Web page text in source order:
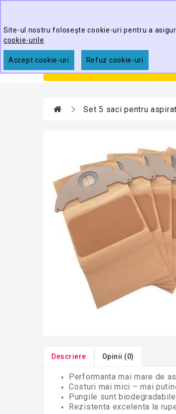
Site-ul nostru folosește cookie-uri pentru a
cookie-urile
Accept cookie-uri Refuz cookie-uri
CATEGORII
Set 5 saci pentru
Descriere Opinii (0)
Performanta mai mare de
Costuri mai mici – mai
Pungile sunt biodegradabile
Rezistenta excelenta la